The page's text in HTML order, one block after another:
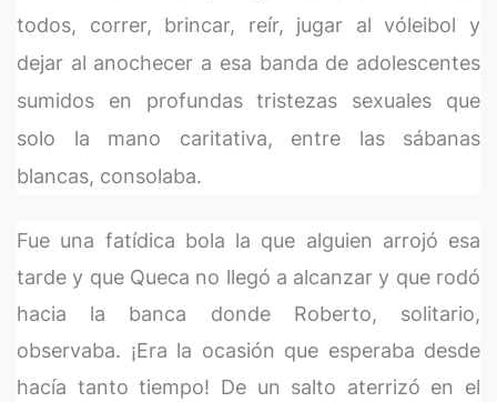
todos, correr, brincar, reír, jugar al vóleibol y
dejar al anochecer a esa banda de adolescentes
sumidos en profundas tristezas sexuales que
solo la mano caritativa, entre las sábanas
blancas, consolaba.
Fue una fatídica bola la que alguien arrojó esa
tarde y que Queca no llegó a alcanzar y que rodó
hacia la banca donde Roberto, solitario,
observaba. ¡Era la ocasión que esperaba desde
hacía tanto tiempo! De un salto aterrizó en el